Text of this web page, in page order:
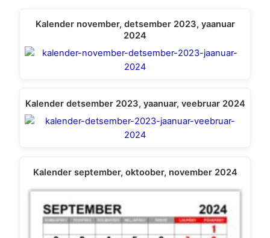
Kalender november, detsember 2023, yaanuar
2024
Kalender detsember 2023, yaanuar, veebruar 2024
Kalender september, oktoober, november 2024